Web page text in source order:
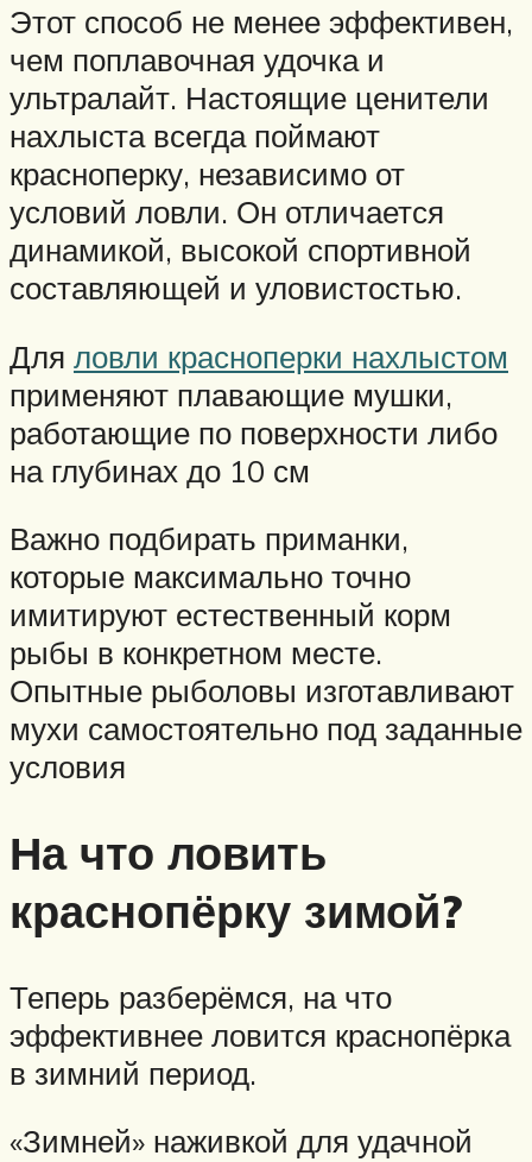
Этот способ не менее эффективен,
чем поплавочная удочка и
ультралайт. Настоящие ценители
нахлыста всегда поймают
красноперку, независимо от
условий ловли. Он отличается
динамикой, высокой спортивной
составляющей и уловистостью.
Для ловли красноперки нахлыстом
применяют плавающие мушки,
работающие по поверхности либо
на глубинах до 10 см
Важно подбирать приманки,
которые максимально точно
имитируют естественный корм
рыбы в конкретном месте.
Опытные рыболовы изготавливают
мухи самостоятельно под заданные
условия
На что ловить
краснопёрку зимой?
Теперь разберёмся, на что
эффективнее ловится краснопёрка
в зимний период.
«Зимней» наживкой для удачной